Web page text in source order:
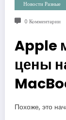
Новости Разные
0 Комментарии
Apple
цены
Похоже, это